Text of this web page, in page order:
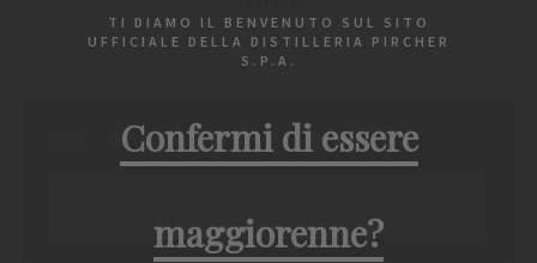
Events News Rezepte
TI DIAMO IL BENVENUTO SUL SITO
UFFICIALE DELLA DISTILLERIA PIRCHER
S.P.A.
Confermi di essere
maggiorenne?